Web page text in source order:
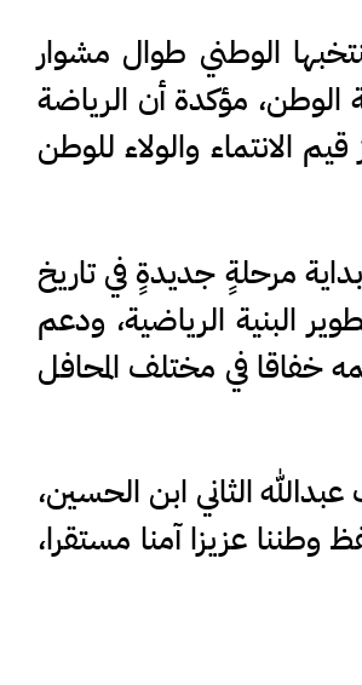
الوطني طوال مشوار
الوطن، مؤكدة أن الرياضة
الانتماء والولاء للوطن
مرحلةٍ جديدةٍ في تاريخ
البنية الرياضية، ودعم
خفاقا في مختلف المحافل
الثاني ابن الحسين،
وطننا عزيزا آمنا مستقرا،